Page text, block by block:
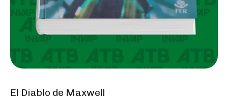
El Diablo de Maxwell